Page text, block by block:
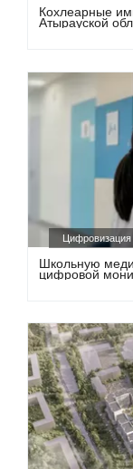
Кохлеарные
Атырауской
Цифровизация
Школьную
цифровой